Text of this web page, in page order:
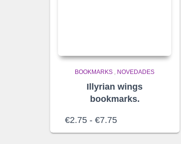
BOOKMARKS , NOVEDADES
Illyrian wings
bookmarks.
€2.75 - €7.75Rango